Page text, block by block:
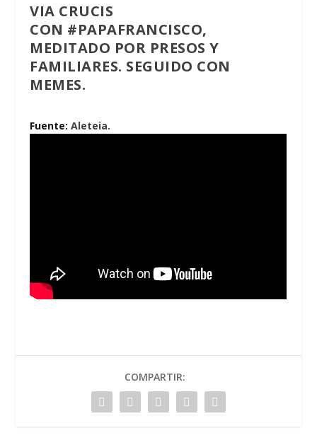
VIA CRUCIS
CON #PAPAFRANCISCO,
MEDITADO POR PRESOS Y
FAMILIARES. SEGUIDO CON
MEMES.
Fuente:Aleteia.
COMPARTIR: